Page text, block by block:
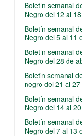
Boletín semanal
Negro del 12 al
Boletín semanal
Negro del 5 al 11
Boletín semanal
Negro del 28 de
Boletin semanal
negro del 21 al
Boletín semanal
Negro del 14 al
Boletín semanal
Negro del 7 al 13